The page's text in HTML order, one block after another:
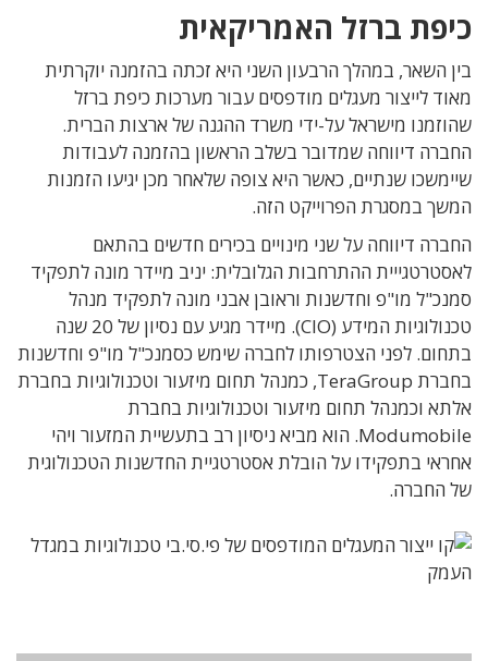
כיפת ברזל האמריקאית
בין השאר, במהלך הרבעון השני היא זכתה בהזמנה יוקרתית
מאוד לייצור מעגלים מודפסים עבור מערכות כיפת ברזל
שהוזמנו מישראל על-ידי משרד ההגנה של ארצות הברית.
החברה דיווחה שמדובר בשלב הראשון בהזמנה לעבודות
שיימשכו שנתיים, כאשר היא צופה שלאחר מכן יגיעו הזמנות
המשך במסגרת הפרוייקט הזה.
החברה דיווחה על שני מינויים בכירים חדשים בהתאם
לאסטרטגייית ההתרחבות הגלובלית: יניב מיידר מונה לתפקיד
סמנכ"ל מו"פ וחדשנות וראובן אבני מונה לתפקיד מנהל
טכנולוגיות המידע (CIO). מיידר מגיע עם נסיון של 20 שנה
בתחום. לפני הצטרפותו לחברה שימש כסמנכ"ל מו"פ וחדשנות
בחברת TeraGroup, כמנהל תחום מיזעור וטכנולוגיות בחברת
אלתא וכמנהל תחום מיזעור וטכנולוגיות בחברת
Modumobile. הוא מביא ניסיון רב בתעשיית המזעור ויהי
אחראי בתפקידו על הובלת אסטרטגיית החדשנות הטכנולוגית
של החברה.